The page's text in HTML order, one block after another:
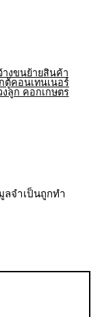
างขนย้ายสินค้า
ตู้คอนเทนเนอร์
ลูก คอกเกษตร
ลจำเป็นถูกทำ